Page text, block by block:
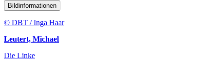
Bildinformationen
© DBT / Inga Haar
Leutert, Michael
Die Linke